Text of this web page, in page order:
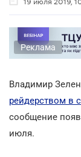
19 июля 2019,
Реклама
Владимир
рейдерством в
сообщение
июля.